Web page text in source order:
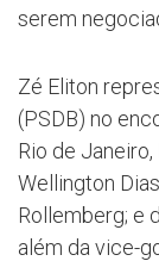
serem
Zé Eliton
(PSDB) no
Rio de
Wellington
Rollemberg; e
além da vice-